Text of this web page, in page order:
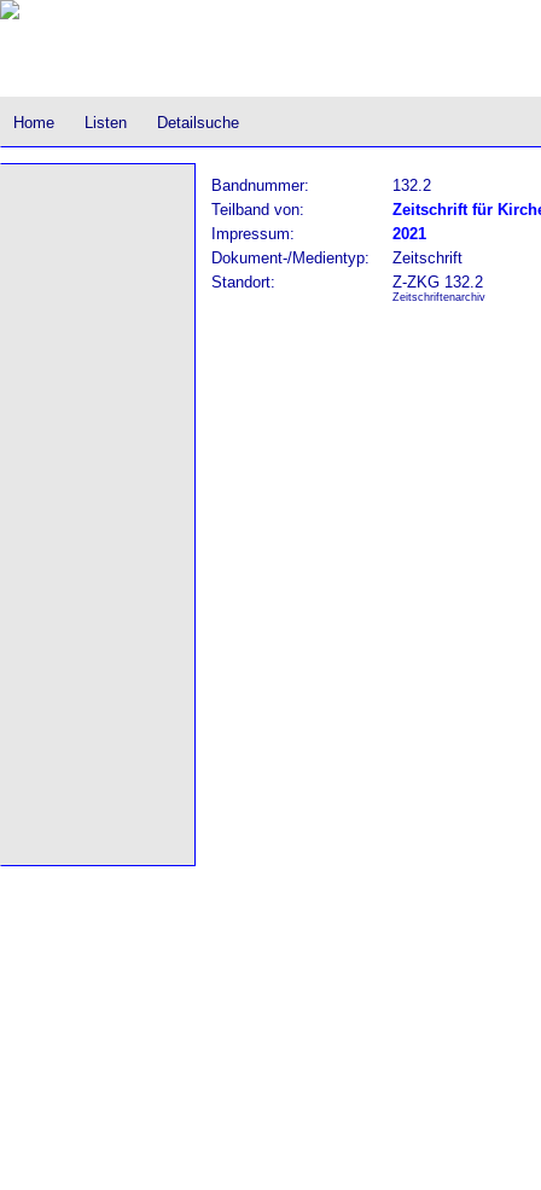
Home Listen Detailsuche
Bandnummer:
132.2
Teilband von:
Zeitschrift für
Impressum:
2021
Dokument-/Medientyp:
Zeitschrift
Standort:
Z-ZKG 132.2
Zeitschriftenarchiv